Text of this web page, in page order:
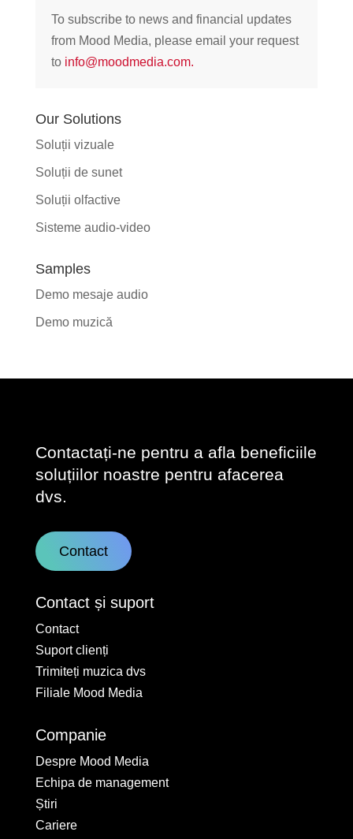
To subscribe to news and financial updates
from Mood Media, please email your request
to info@moodmedia.com.
Our Solutions
Soluții vizuale
Soluții de sunet
Soluții olfactive
Sisteme audio-video
Samples
Demo mesaje audio
Demo muzică
Contactați-ne pentru a afla beneficiile
soluțiilor noastre pentru afacerea
dvs.
Contact
Contact și suport
Contact
Suport clienți
Trimiteți muzica dvs
Filiale Mood Media
Companie
Despre Mood Media
Echipa de management
Știri
Cariere